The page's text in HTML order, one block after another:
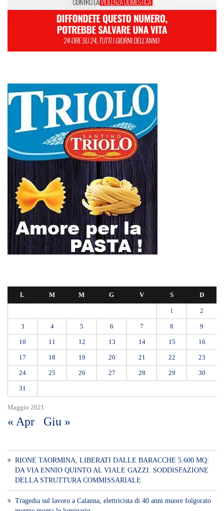
Maggio 2021
L M M G V S D
1 2
3 4 5 6 7 8 9
10 11 12 13 14 15 16
17 18 19 20 21 22 23
24 25 26 27 28 29 30
31
« Apr Giu »
RIONE TAORMINA, LIBERATI DALLE BARACCHE 5.600 MQ:
DA VIA ENNIO QUINTO AL VIALE GAZZI. SODDISFAZIONE
DELLA STRUTTURA COMMISSARIALE
Tragedia sul lavoro a Calanna, elettricista di 40 anni muore folgorato